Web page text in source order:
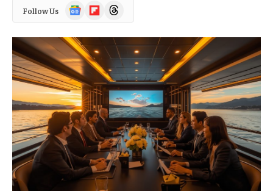
Follow Us
Google
News
FlipboardThreads